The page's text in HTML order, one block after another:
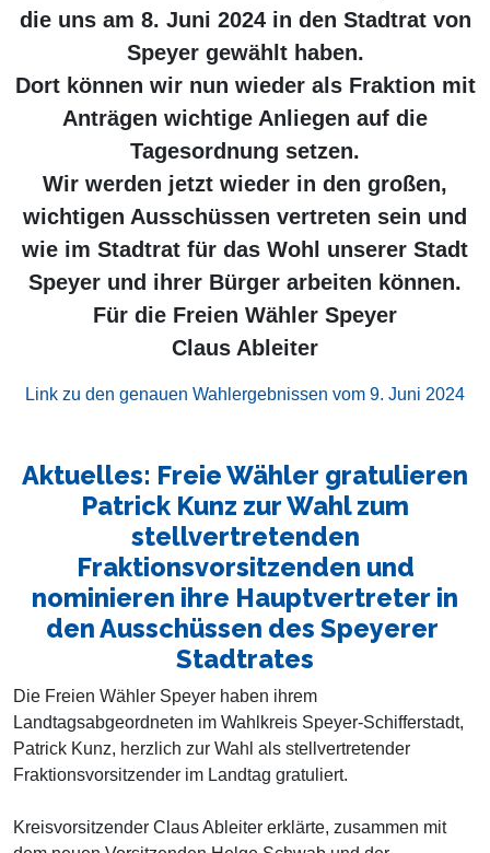
die uns am 8. Juni 2024 in den Stadtrat von
Speyer gewählt haben.
Dort können wir nun wieder als Fraktion mit
Anträgen wichtige Anliegen auf die
Tagesordnung setzen.
Wir werden jetzt wieder in den großen,
wichtigen Ausschüssen vertreten sein und
wie im Stadtrat für das Wohl unserer Stadt
Speyer und ihrer Bürger arbeiten können.
Für die Freien Wähler Speyer
Claus Ableiter
Link zu den genauen Wahlergebnissen vom 9. Juni 2024
Aktuelles: Freie Wähler gratulieren
Patrick Kunz zur Wahl zum
stellvertretenden
Fraktionsvorsitzenden und
nominieren ihre Hauptvertreter in
den Ausschüssen des Speyerer
Stadtrates
Die Freien Wähler Speyer haben ihrem
Landtagsabgeordneten im Wahlkreis Speyer-Schifferstadt,
Patrick Kunz, herzlich zur Wahl als stellvertretender
Fraktionsvorsitzender im Landtag gratuliert.
Kreisvorsitzender Claus Ableiter erklärte, zusammen mit